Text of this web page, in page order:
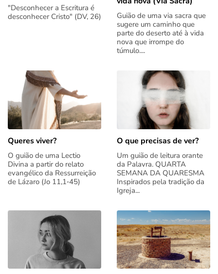
"Desconhecer a Escritura é
desconhecer Cristo" (DV, 26)
Guião de uma via sacra que
sugere um caminho que
parte do deserto até à vida
nova que irrompe do
túmulo....
Queres viver?
O guião de uma Lectio
Divina a partir do relato
evangélico da Ressurreição
de Lázaro (Jo 11,1‑45)
O que precisas de ver?
Um guião de leitura orante
da Palavra. QUARTA
SEMANA DA QUARESMA
Inspirados pela tradição da
Igreja...